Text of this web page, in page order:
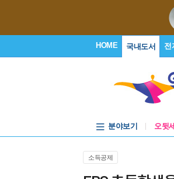
HOME 국내도서 전
분야보기 오뒷
소득공제